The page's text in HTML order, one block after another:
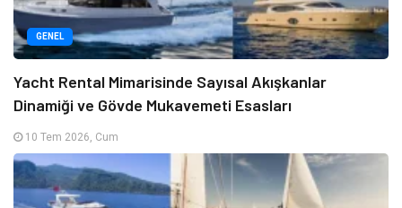
GENEL
Yacht Rental Mimarisinde Sayısal Akışkanlar
Dinamiği ve Gövde Mukavemeti Esasları
10 Tem 2026, Cum